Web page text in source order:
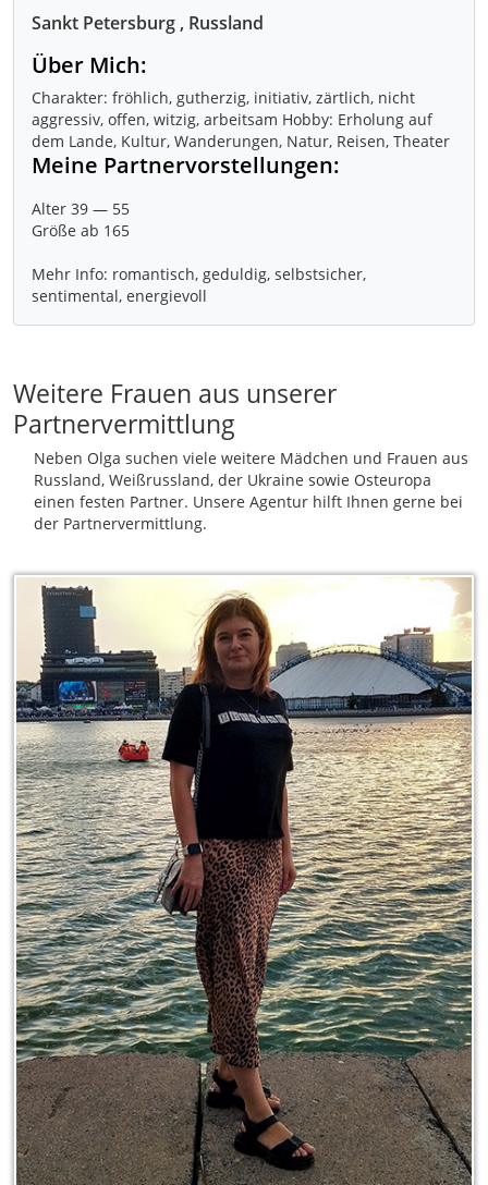
Sankt Petersburg , Russland
Über Mich:
Charakter: fröhlich, gutherzig, initiativ, zärtlich, nicht
aggressiv, offen, witzig, arbeitsam Hobby: Erholung auf
dem Lande, Kultur, Wanderungen, Natur, Reisen, Theater
Meine Partnervorstellungen:
Alter 39 — 55
Größe ab 165
Mehr Info: romantisch, geduldig, selbstsicher,
Weitere Frauen aus unserer
Partnervermittlung
Neben Olga suchen viele weitere Mädchen und Frauen aus
Russland, Weißrussland, der Ukraine sowie Osteuropa
einen festen Partner. Unsere Agentur hilft Ihnen gerne bei
der Partnervermittlung.